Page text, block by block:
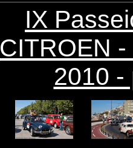
IX
CITROEN
2010 -